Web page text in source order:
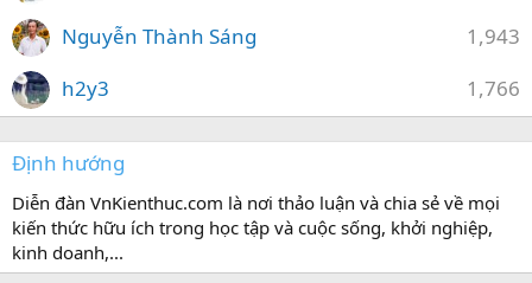
1,943
Nguyễn Thành Sáng
1,766
h2y3
Định hướng
Diễn đàn VnKienthuc.com là nơi thảo luận và chia sẻ về mọi
kiến thức hữu ích trong học tập và cuộc sống, khởi nghiệp,
kinh doanh,...